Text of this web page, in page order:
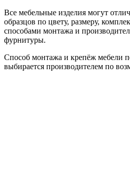
Все мебельные изделия могут
образцов по цвету, размеру,
способами монтажа и
фурнитуры.
Способ монтажа и крепёж мебели
выбирается производителем по